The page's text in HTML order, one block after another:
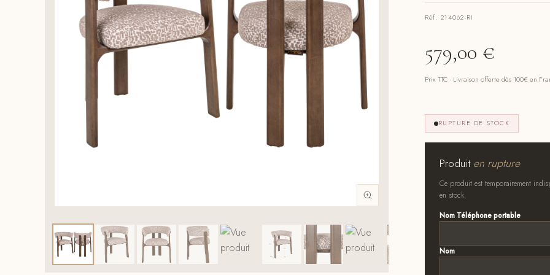
Réf. 214062-RI
579,00 €
Prix TTC · Livraison offerte dès 100€ en
RUPTURE DE STOCK
Produiten rupture
Ce produit est temporairement
en stock.
Nom Téléphone portable
Nom